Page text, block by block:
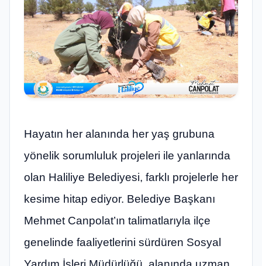
Hayatın her alanında her yaş grubuna
yönelik sorumluluk projeleri ile yanlarında
olan Haliliye Belediyesi, farklı projelerle her
kesime hitap ediyor. Belediye Başkanı
Mehmet Canpolat’ın talimatlarıyla ilçe
genelinde faaliyetlerini sürdüren Sosyal